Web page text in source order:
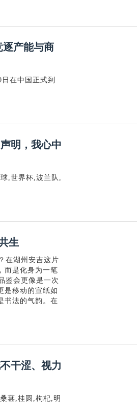
逐产能与商
在中国正式到
明，我心中
,世界杯,波兰队,
生
在湖州安吉这片
而是化身为一笔
鉴会更像是一次
是移动的宣纸如
书法的气韵。在
干涩、视力
葚,桂圆,枸杞,明